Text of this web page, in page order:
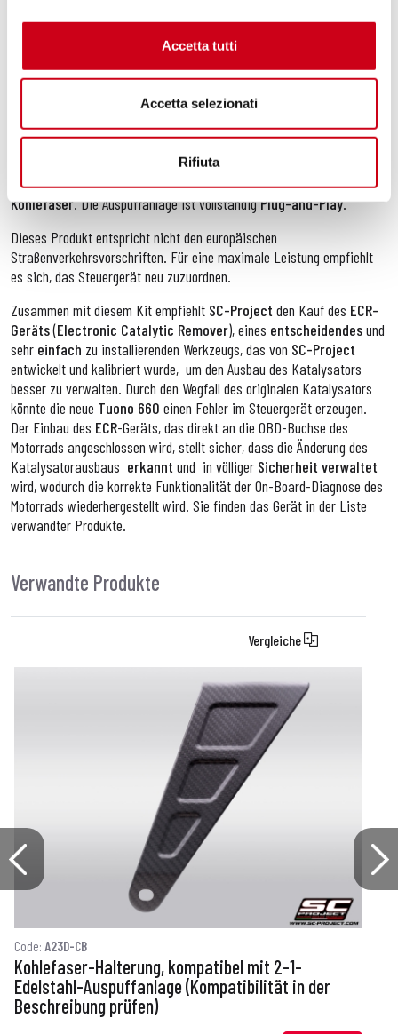
Accetta tutti
Accetta selezionati
Rifiuta
Schalldämpfer in dieserRennversionmit einemabnehmbaren dB-
ausgestattet, der die Möglichkeit bietet, zwischen
5250 U/min.
Der hochwertige Carbon-Schalldämpferkörper ist
Aluminiumplakette mit demSC-Project-Logo angereichert, die auch
Das Kit enthält ein einzigartiges Schutzschild aus hochwertiger
Kohlefaser. Die Auspuffanlage ist vollständigPlug-and-Play.
Dieses Produkt entspricht nicht den europäischen
Straßenverkehrsvorschriften. Für eine maximale Leistung empfiehlt
es sich, das Steuergerät neu zuzuordnen.
Zusammen mit diesem Kitempfiehlt SC-Project den Kauf des ECR-
Geräts(Electronic Catalytic Remover), eines entscheidendesund
sehr einfach zu installierenden Werkzeugs, das von SC-Project
entwickelt und kalibriert wurde, um den Ausbau des Katalysators
besser zu verwalten. Durch den Wegfall des originalen Katalysators
könnte die neue Tuono 660 einen Fehler im Steuergerät erzeugen.
Der Einbau des ECR-Geräts, das direkt an die OBD-Buchse des
Motorrads angeschlossen wird, stellt sicher, dass die Änderung des
Katalysatorausbaus erkannt und in völliger Sicherheit verwaltet
wird, wodurch die korrekte Funktionalität der On-Board-Diagnose des
Motorrads wiederhergestellt wird. Sie finden das Gerät in der Liste
verwandter Produkte.
Verwandte Produkte
Vergleiche
Code: A23D-CB
Kohlefaser-Halterung, kompatibel mit 2-1-
Edelstahl-Auspuffanlage (Kompatibilität in der
Beschreibung prüfen)